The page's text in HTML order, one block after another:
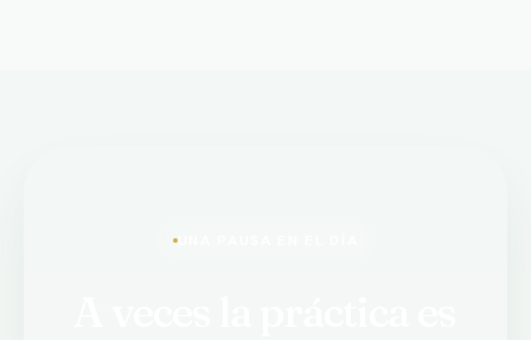
UNA PAUSA EN EL DÍA